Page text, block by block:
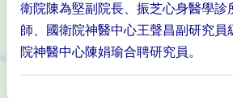
衛院陳為堅副院長、振芝心身醫學診
師、國衛院神醫中心王聲昌副研究員
院神醫中心陳娟瑜合聘研究員。